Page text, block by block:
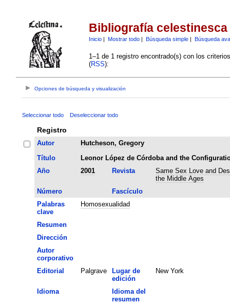
Bibliografía celestinesca
Inicio| Mostrar todo| Búsqueda simple| Búsqueda
1–1 de 1 registro encontrado(s) con los
(RSS):
Opciones de búsqueda y visualización
Seleccionar todo Deseleccionar todo
Registro
Autor
Hutcheson, Gregory
Título
Leonor López de Córdoba and the
Año
2001 Revista
Same Sex Love and
the Middle Ages
Número
Fascículo
Palabras
clave
Homosexualidad
Resumen
Dirección
Autor
corporativo
Editorial
Palgrave
Lugar de
edición
New York
Idioma
Idioma del
resumen